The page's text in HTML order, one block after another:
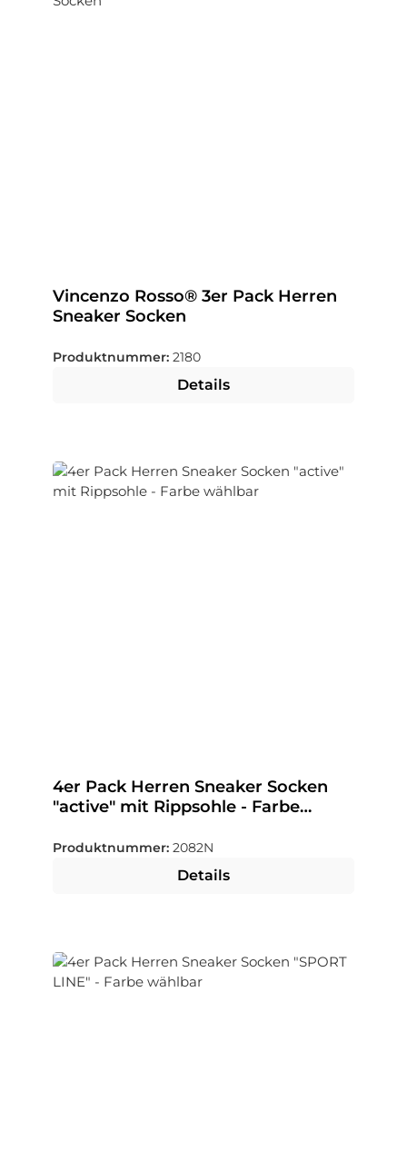
Vincenzo Rosso® 3er Pack Herren
Sneaker Socken
Produktnummer: 2180
Details
4er Pack Herren Sneaker Socken
"active" mit Rippsohle - Farbe
Produktnummer: 2082N
Details